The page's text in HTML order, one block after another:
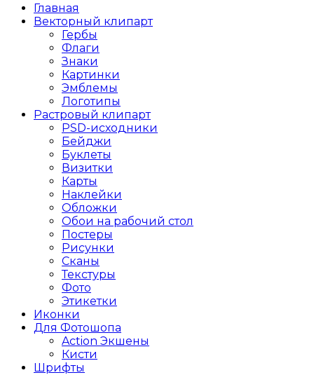
Главная
Векторный клипарт
Гербы
Флаги
Знаки
Картинки
Эмблемы
Логотипы
Растровый клипарт
PSD-исходники
Бейджи
Буклеты
Визитки
Карты
Наклейки
Обложки
Обои на рабочий стол
Постеры
Рисунки
Сканы
Текстуры
Фото
Этикетки
Иконки
Для Фотошопа
Action Экшены
Кисти
Шрифты